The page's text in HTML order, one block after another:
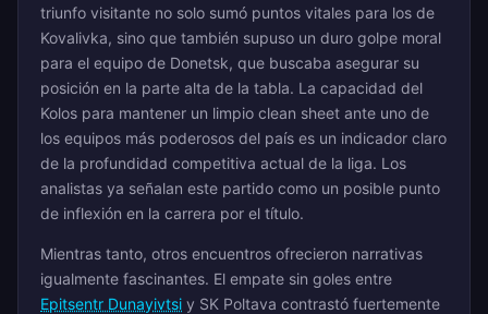
triunfo visitante no solo sumó puntos vitales para los de
Kovalivka, sino que también supuso un duro golpe moral
para el equipo de Donetsk, que buscaba asegurar su
posición en la parte alta de la tabla. La capacidad del
Kolos para mantener un limpio clean sheet ante uno de
los equipos más poderosos del país es un indicador claro
de la profundidad competitiva actual de la liga. Los
analistas ya señalan este partido como un posible punto
de inflexión en la carrera por el título.
Mientras tanto, otros encuentros ofrecieron narrativas
igualmente fascinantes. El empate sin goles entre
Epitsentr Dunayivtsi y SK Poltava contrastó fuertemente